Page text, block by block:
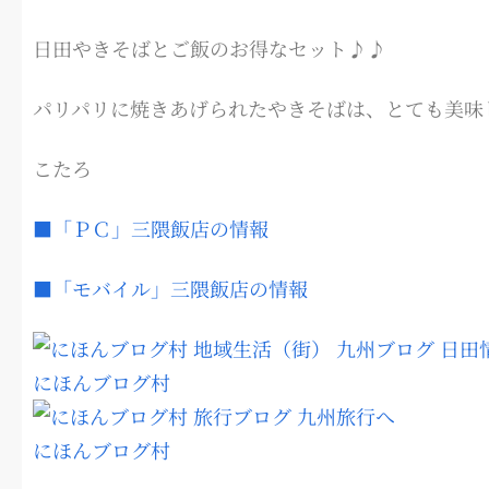
日田やきそばとご飯のお得なセット♪♪
パリパリに焼きあげられたやきそばは、とても美
こたろ
■「ＰＣ」三隈飯店の情報
■「モバイル」三隈飯店の情報
にほんブログ村
にほんブログ村